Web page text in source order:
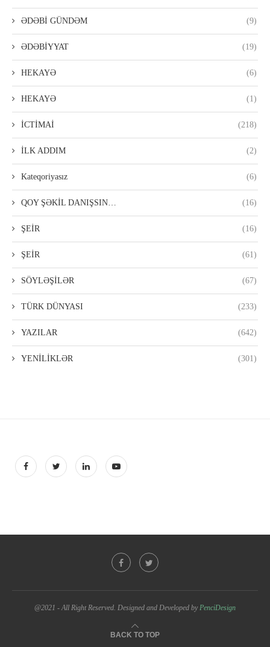
ƏDƏBİ GÜNDƏM (9)
ƏDƏBİYYAT (19)
HEKAYƏ (6)
HEKAYƏ (1)
İCTİMAİ (218)
İLK ADDIM (2)
Kateqoriyasız (6)
QOY ŞƏKİL DANIŞSIN… (16)
ŞEİR (16)
ŞEİR (61)
SÖYLƏŞİLƏR (67)
TÜRK DÜNYASI (233)
YAZILAR (642)
YENİLİKLƏR (301)
@2021 - All Right Reserved. Designed and Developed by PenciDesign
BACK TO TOP